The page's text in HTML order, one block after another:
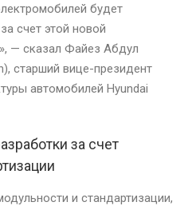
будет
счет этой новой
— сказал Файез Абдул
старший вице-президент
автомобилей Hyundai
за счет
и стандартизации,